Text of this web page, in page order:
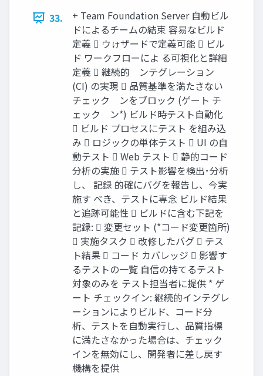
33.
+ Team Foundation Server 自動ビル
ドによるチームの結束 容易なビルド
定義  ウゖザードで定義可能  ビル
ド ワークフローによ る可視化と詳細
定義  継続的゗ンテグレーション
(CI) の実現  品質基準を満たさない
チェック゗ンをブロック (ゲート チ
ェック゗ン*) ビルド時テスト自動化
 ビルド プロセスにテスト を組み込
み  ロジックの単体テスト  UI の自
動テスト  Web テスト  静的コード
分析の実施  テスト影響を検出･分析
し、 記録 的確にバグを報告し、今実
施す べき、テストに専念 ビルド結果
と追跡可能性  ビルドに含む下記を
記録:  変更セット (*コード変更箇所)
 実施タスク  改修したバグ  テス
ト結果  コード カバレッジ  影響す
るテストの一覧 自信の持てるテスト
対象のみを テスト担当者に提供 * ゲ
ート チェックイン: 継続的インテグレ
ーションによりビルド、コード分
析、テストを自動実行し、品質指標
に満たさなかった場合は、チェック
インを無効にし、開発者に差し戻す
機構を提供